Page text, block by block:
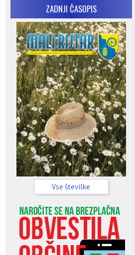
ZADNJI ČASOPIS
Vse številke